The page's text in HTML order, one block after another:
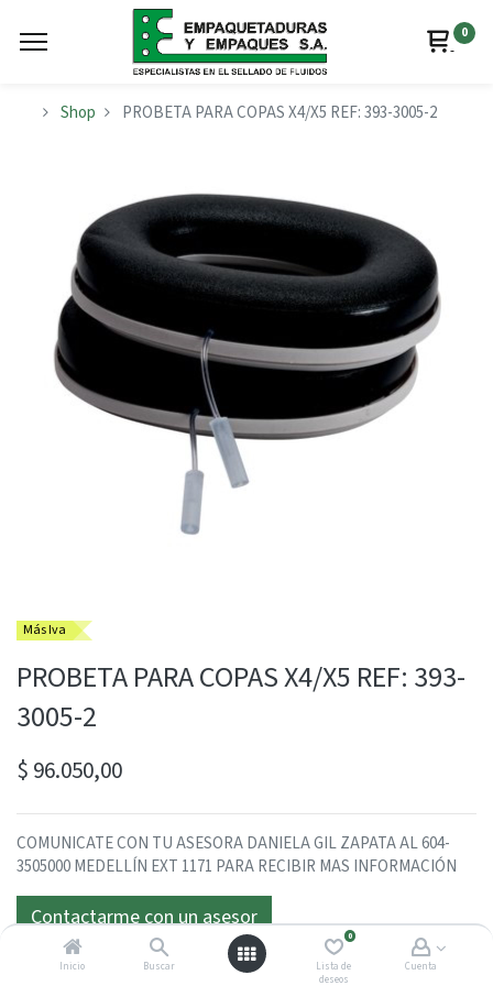
Inicio Buscar
0
Lista de
deseos
Cuenta
0
Shop PROBETA PARA COPAS X4/X5 REF: 393-3005-2
Más Iva
PROBETA PARA COPAS X4/X5 REF: 393-
3005-2
$ 96.050,00
COMUNICATE CON TU ASESORA DANIELA GIL ZAPATA AL 604-
3505000 MEDELLÍN EXT 1171 PARA RECIBIR MAS INFORMACIÓN
Contactarme con un asesor